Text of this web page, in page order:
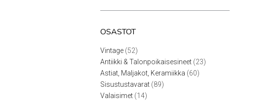
OSASTOT
Vintage 5252
tuotetta
Antiikki & Talonpoikaisesineet 2323
Astiat, Maljakot, Keramiikka 6060
Sisustustavarat 8989
Valaisimet 1414